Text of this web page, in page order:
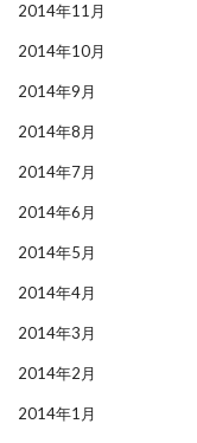
2014年11月
2014年10月
2014年9月
2014年8月
2014年7月
2014年6月
2014年5月
2014年4月
2014年3月
2014年2月
2014年1月